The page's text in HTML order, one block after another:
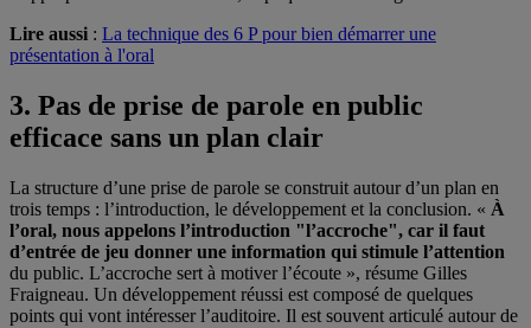
Lire aussi : La technique des 6 P pour bien démarrer une
présentation à l'oral
3. Pas de prise de parole en public
efficace sans un plan clair
La structure d’une prise de parole se construit autour d’un plan en
trois temps : l’introduction, le développement et la conclusion. « À
l’oral, nous appelons l’introduction "l’accroche", car il faut
d’entrée de jeu donner une information qui stimule l’attention
du public. L’accroche sert à motiver l’écoute », résume Gilles
Fraigneau. Un développement réussi est composé de quelques
points qui vont intéresser l’auditoire. Il est souvent articulé autour de